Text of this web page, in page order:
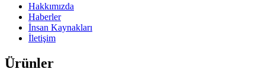
Hakkımızda
Haberler
İnsan Kaynakları
İletişim
Ürünler